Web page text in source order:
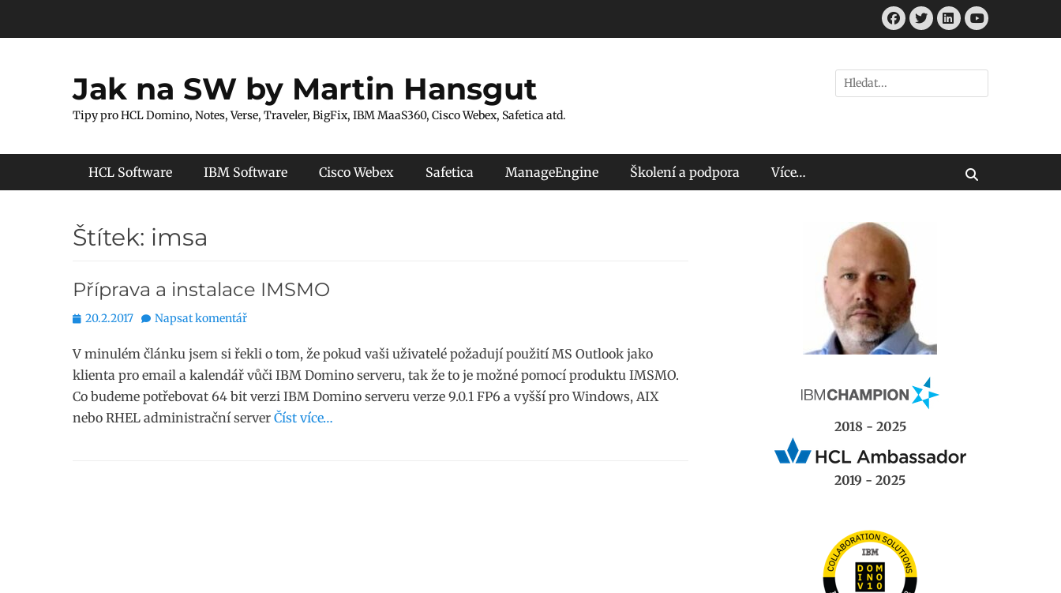
Facebook
Twitter
LinkedIn
Youtube
Jak na SW by Martin Hansgut
Tipy pro HCL Domino, Notes, Verse, Traveler, BigFix, IBM MaaS360, Cisco Webex, Safetica atd.
Hledat:
Hlavní menu
HCL Software IBM Software Cisco Webex Safetica ManageEngine Školení a podpora Více…
Štítek: imsa
Příprava a instalace IMSMO
Publikováno
20.2.2017 Napsat komentář
V minulém článku jsem si řekli o tom, že pokud vaši uživatelé požadují použití MS Outlook jako
klienta pro email a kalendář vůči IBM Domino serveru, tak že to je možné pomocí produktu IMSMO.
Co budeme potřebovat 64 bit verzi IBM Domino serveru verze 9.0.1 FP6 a vyšší pro Windows, AIX
nebo RHEL administrační server Číst více…
2018 - 2025
2019 - 2025